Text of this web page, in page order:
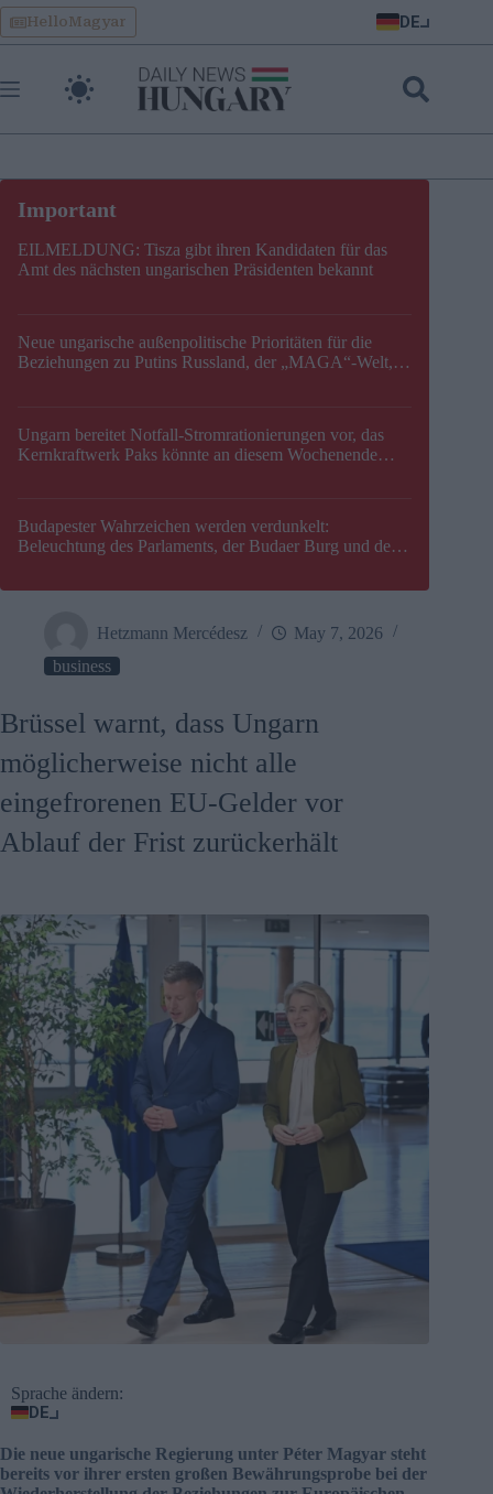
Skip
to
content
HelloMagyar DE
EILMELDUNG: Tisza gibt ihren Kandidaten für das
Amt des nächsten ungarischen Präsidenten bekannt
Neue ungarische außenpolitische Prioritäten für die
Beziehungen zu Putins Russland, der „MAGA“-Welt,
Ungarn bereitet Notfall-Stromrationierungen vor, das
Kernkraftwerk Paks könnte an diesem Wochenende
Budapester Wahrzeichen werden verdunkelt:
Beleuchtung des Parlaments, der Budaer Burg und der
Hetzmann Mercédesz
May 7, 2026
business
Brüssel warnt, dass Ungarn
möglicherweise nicht alle
eingefrorenen EU-Gelder vor
Ablauf der Frist zurückerhält
Sprache ändern:
DE
Die neue ungarische Regierung unter Péter Magyar steht
bereits vor ihrer ersten großen Bewährungsprobe bei der